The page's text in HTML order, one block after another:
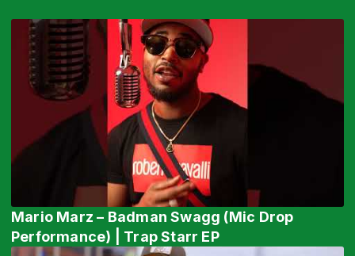
Mario Marz – Badman Swagg (Mic Drop
Performance) | Trap Starr EP